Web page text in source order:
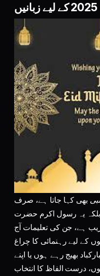
2025 کے لیے زبانیں
بھی کہا جاتا ہے، صرف
بلکہ یہ رسول اکرم حضرت
ہے، جن کی تعلیمات آج
کے لیے رہنمائی کا چراغ
بھیج رہے ہوں یا اپنے
درست الفاظ کا انتخاب